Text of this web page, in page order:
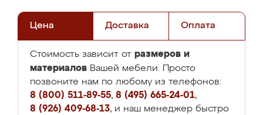
Цена Доставка Оплата
Стоимость зависит от размеров и
материалов Вашей мебели. Просто
позвоните нам по любому из телефонов:
8 (800) 511-89-55, 8 (495) 665-24-01,
8 (926) 409-68-13, и наш менеджер быстро